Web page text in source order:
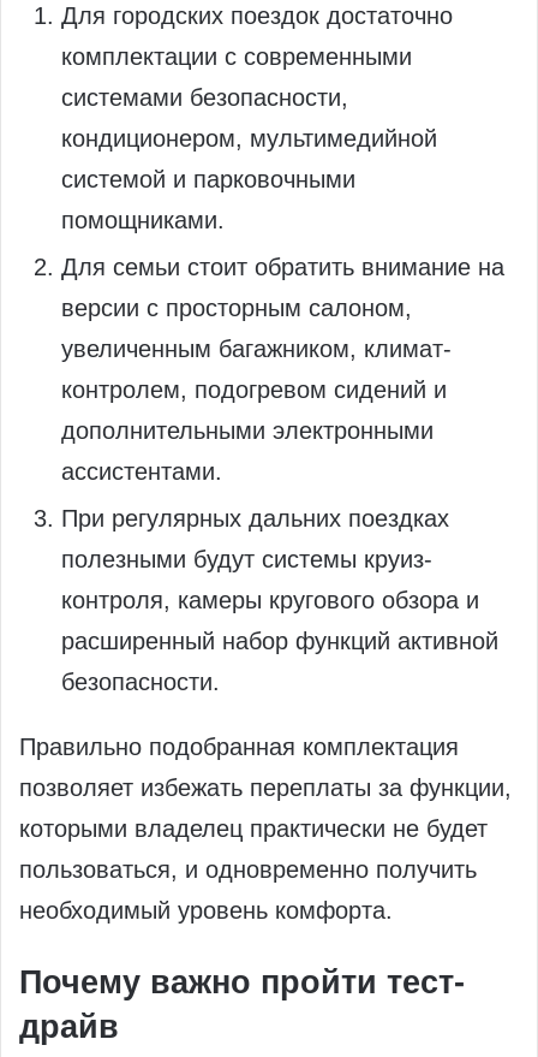
Для городских поездок достаточно
комплектации с современными
системами безопасности,
кондиционером, мультимедийной
системой и парковочными
помощниками.
Для семьи стоит обратить внимание на
версии с просторным салоном,
увеличенным багажником, климат-
контролем, подогревом сидений и
дополнительными электронными
ассистентами.
При регулярных дальних поездках
полезными будут системы круиз-
контроля, камеры кругового обзора и
расширенный набор функций активной
безопасности.
Правильно подобранная комплектация
позволяет избежать переплаты за функции,
которыми владелец практически не будет
пользоваться, и одновременно получить
необходимый уровень комфорта.
Почему важно пройти тест-
драйв